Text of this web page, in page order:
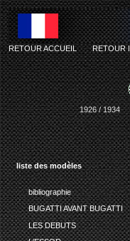
liste des modèles
bibliographie
BUGATTI AVANT BUGATTI
LES DEBUTS
RETOUR ACCUEIL-RETOUR
1926 / 1934